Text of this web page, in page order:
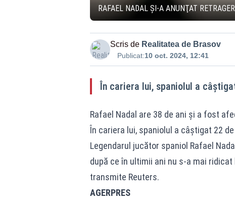
RAFAEL NADAL ŞI-A ANUNŢAT
Scris de Realitatea de Brasov
Publicat:10 oct. 2024, 12:41
În cariera lui, spaniolul a
Rafael Nadal are 38 de ani și a fost
În cariera lui, spaniolul a câștigat 22
Legendarul jucător spaniol Rafael
după ce în ultimii ani nu s-a mai
transmite Reuters.
AGERPRES